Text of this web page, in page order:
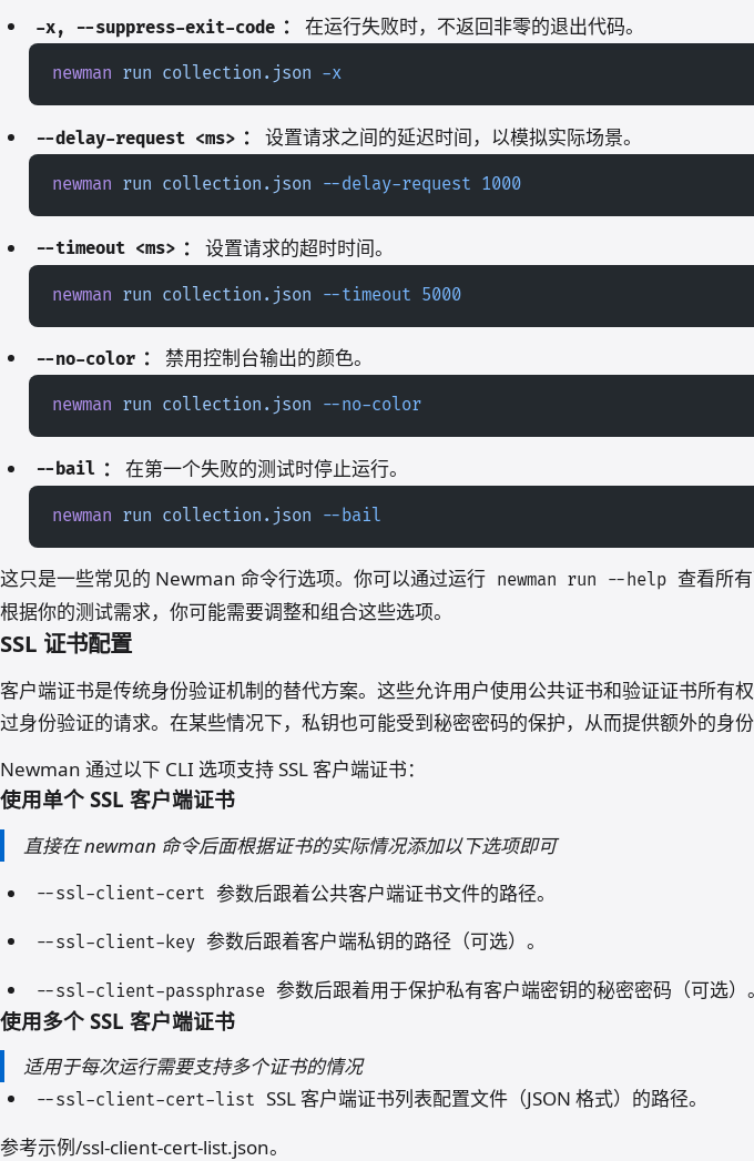
-x, --suppress-exit-code ： 在运行失败时，不返回非零的退出代码。
newman run collection.json -x
--delay-request <ms> ： 设置请求之间的延迟时间，以模拟实际场景。
newman run collection.json --delay-request 1000
--timeout <ms> ： 设置请求的超时时间。
newman run collection.json --timeout 5000
--no-color ： 禁用控制台输出的颜色。
newman run collection.json --no-color
--bail ： 在第一个失败的测试时停止运行。
newman run collection.json --bail
这只是一些常见的 Newman 命令行选项。你可以通过运行 newman run --help 查看所
根据你的测试需求，你可能需要调整和组合这些选项。
SSL 证书配置
客户端证书是传统身份验证机制的替代方案。这些允许用户使用公共证书和验证证书所有
过身份验证的请求。在某些情况下，私钥也可能受到秘密密码的保护，从而提供额外的身份
Newman 通过以下 CLI 选项支持 SSL 客户端证书：
使用单个 SSL 客户端证书
直接在 newman 命令后面根据证书的实际情况添加以下选项即可
--ssl-client-cert 参数后跟着公共客户端证书文件的路径。
--ssl-client-key 参数后跟着客户端私钥的路径（可选）。
--ssl-client-passphrase 参数后跟着用于保护私有客户端密钥的秘密密码（可选）。
使用多个 SSL 客户端证书
适用于每次运行需要支持多个证书的情况
--ssl-client-cert-list SSL 客户端证书列表配置文件（JSON 格式）的路径。
参考示例/ssl-client-cert-list.json。